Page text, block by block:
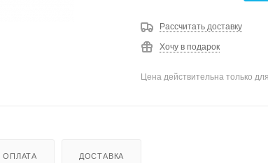
Рассчитать доставку
Хочу в подарок
Цена действительна только
ОПЛАТА ДОСТАВКА